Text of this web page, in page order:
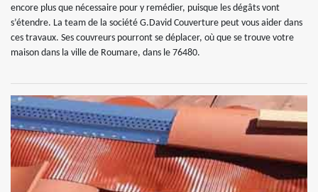
encore plus que nécessaire pour y remédier, puisque les dégâts vont
s’étendre. La team de la société G.David Couverture peut vous aider dans
ces travaux. Ses couvreurs pourront se déplacer, où que se trouve votre
maison dans la ville de Roumare, dans le 76480.